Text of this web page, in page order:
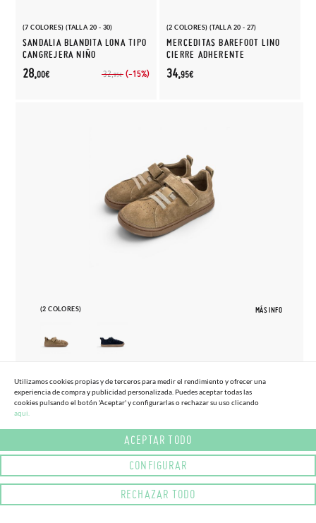
(7 COLORES) (TALLA 20 - 30)
SANDALIA BLANDITA LONA TIPO
CANGREJERA NIÑO
32,95€ (-15%)
28,00€
(2 COLORES) (TALLA 20 - 27)
MERCEDITAS BAREFOOT LINO
CIERRE ADHERENTE
34,95€
(2 COLORES) MÁS INFO
27 33
ZAPATILLAS BLANDITOS SERRAJE
Utilizamos cookies propias y de terceros para medir el rendimiento y ofrecer una
experiencia de compra y publicidad personalizada. Puedes aceptar todas las
cookies pulsando el botón 'Aceptar' y configurarlas o rechazar su uso clicando
aqui.
ACEPTAR TODO
CONFIGURAR
RECHAZAR TODO